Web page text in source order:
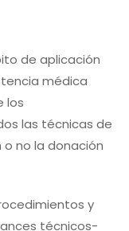
de aplicación
médica
los
las técnicas de
no la donación
y
técnicos-